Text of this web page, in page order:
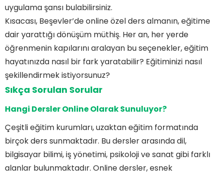
uygulama şansı bulabilirsiniz.
Kısacası, Beşevler’de online özel ders almanın, eğitime
dair yarattığı dönüşüm müthiş. Her an, her yerde
öğrenmenin kapılarını aralayan bu seçenekler, eğitim
hayatınızda nasıl bir fark yaratabilir? Eğitiminizi nasıl
şekillendirmek istiyorsunuz?
Sıkça Sorulan Sorular
Hangi Dersler Online Olarak Sunuluyor?
Çeşitli eğitim kurumları, uzaktan eğitim formatında
birçok ders sunmaktadır. Bu dersler arasında dil,
bilgisayar bilimi, iş yönetimi, psikoloji ve sanat gibi farklı
alanlar bulunmaktadır. Online dersler, esnek